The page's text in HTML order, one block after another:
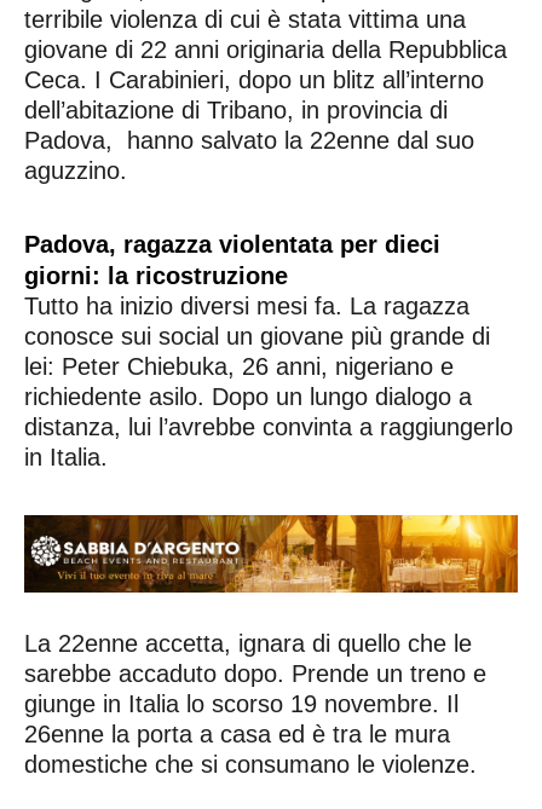
terribile violenza di cui è stata vittima una
giovane di 22 anni originaria della Repubblica
Ceca. I Carabinieri, dopo un blitz all’interno
dell’abitazione di Tribano, in provincia di
Padova, hanno salvato la 22enne dal suo
aguzzino.
Padova, ragazza violentata per dieci
giorni: la ricostruzione
Tutto ha inizio diversi mesi fa. La ragazza
conosce sui social un giovane più grande di
lei: Peter Chiebuka, 26 anni, nigeriano e
richiedente asilo. Dopo un lungo dialogo a
distanza, lui l’avrebbe convinta a raggiungerlo
in Italia.
La 22enne accetta, ignara di quello che le
sarebbe accaduto dopo. Prende un treno e
giunge in Italia lo scorso 19 novembre. Il
26enne la porta a casa ed è tra le mura
domestiche che si consumano le violenze.